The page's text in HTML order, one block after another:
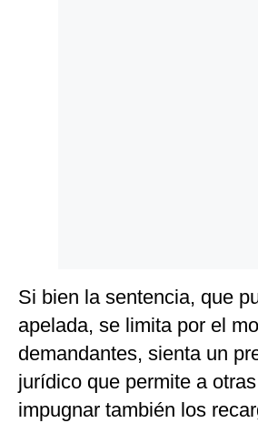
Si bien la sentencia, que
apelada, se limita por el
demandantes, sienta un
jurídico que permite a
impugnar también los